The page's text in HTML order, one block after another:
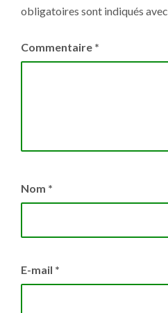
obligatoires sont indiqués avec
Commentaire *
Nom *
E-mail *